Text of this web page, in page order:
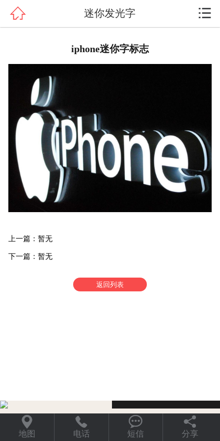
发光字制作
新闻动态
服务流程
客户留言
联系我们
 迷你发光字 
iphone迷你字标志
上一篇：暂无
下一篇：暂无
返回列表

地图

电话

短信

分享